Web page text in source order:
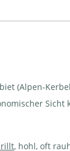
(Alpen-
Sicht
, hohl, oft